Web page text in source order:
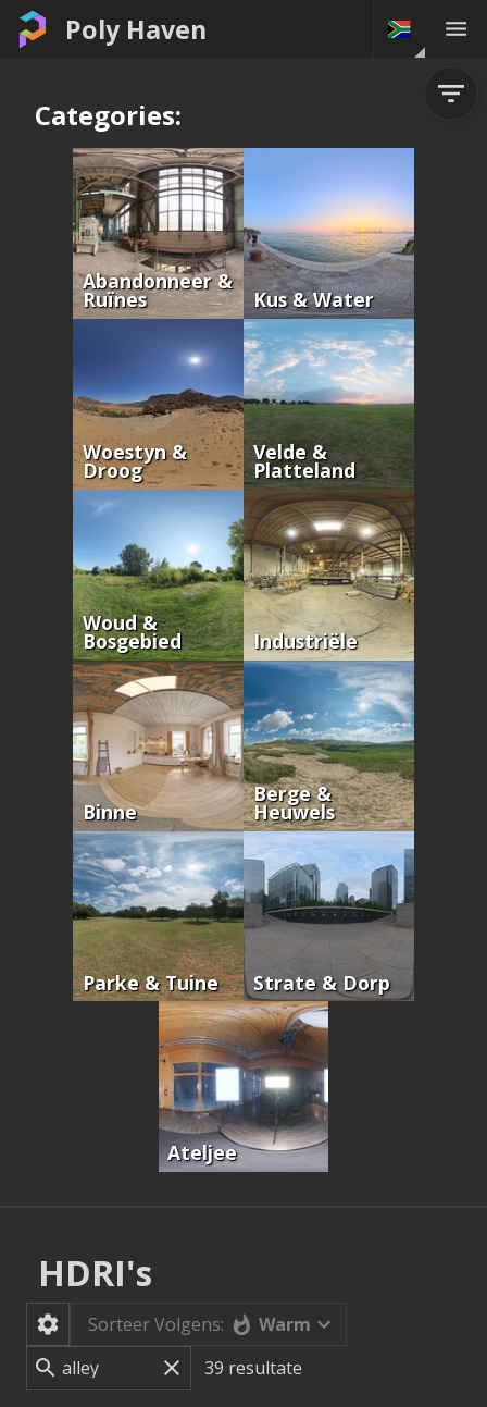
Poly Haven
Categories:
Abandonneer &
Ruïnes Kus & Water
Woestyn &
Droog
Velde &
Platteland
Woud &
Bosgebied Industriële
Binne
Berge &
Heuwels
Parke & Tuine Strate & Dorp
Ateljee
HDRI's
Sorteer Volgens:
Warm
39 resultate